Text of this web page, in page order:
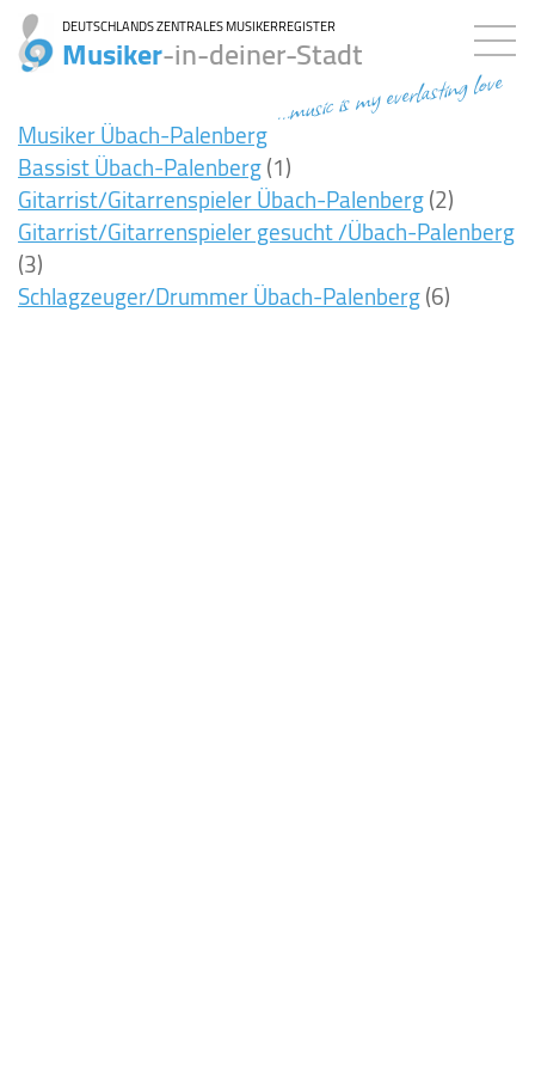
DEUTSCHLANDS ZENTRALES MUSIKERREGISTER
Musiker-in-deiner-Stadt
...music is my everlasting love
Musiker Übach-Palenberg
Bassist Übach-Palenberg(1)
Gitarrist/Gitarrenspieler Übach-Palenberg(2)
Gitarrist/Gitarrenspieler gesucht /Übach-Palenberg
(3)
Schlagzeuger/Drummer Übach-Palenberg(6)